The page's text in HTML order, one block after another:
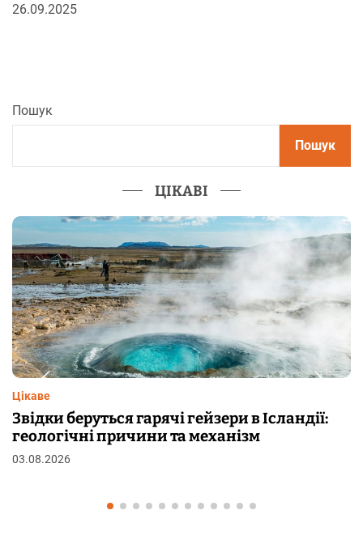
26.09.2025
Пошук
Пошук
ЦІКАВІ
Ісландії:
Чому від переляку з’являються
шкірі: фізіологія пілоерекції